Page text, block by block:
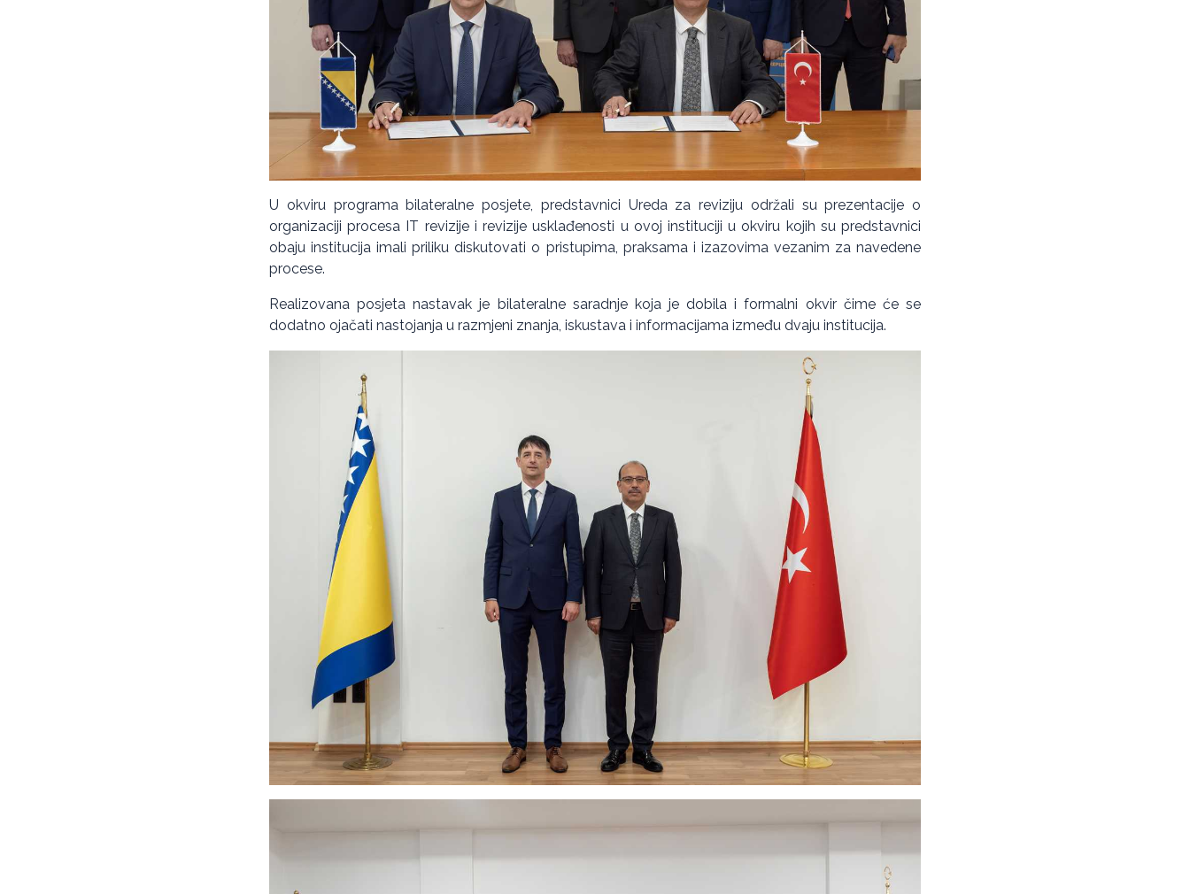
U okviru programa bilateralne posjete, predstavnici Ureda za reviziju održali su prezentacije o
organizaciji procesa IT revizije i revizije usklađenosti u ovoj instituciji u okviru kojih su predstavnici
obaju institucija imali priliku diskutovati o pristupima, praksama i izazovima vezanim za navedene
procese.
Realizovana posjeta nastavak je bilateralne saradnje koja je dobila i formalni okvir čime će se
dodatno ojačati nastojanja u razmjeni znanja, iskustava i informacijama između dvaju institucija.